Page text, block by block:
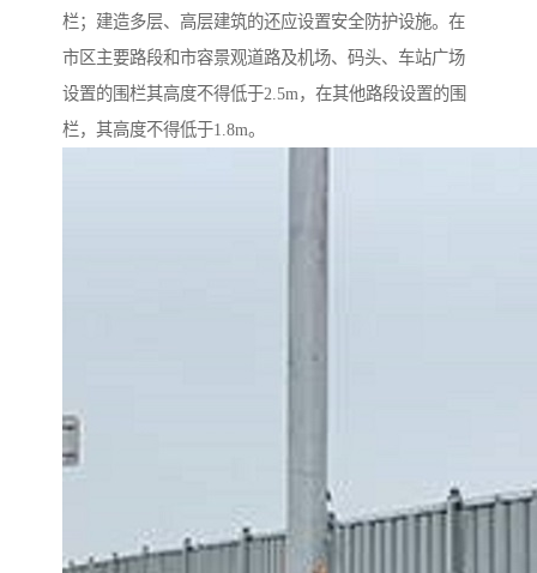
栏；建造多层、高层建筑的还应设置安全防护设施。在
市区主要路段和市容景观道路及机场、码头、车站广场
设置的围栏其高度不得低于2.5m，在其他路段设置的围
栏，其高度不得低于1.8m。